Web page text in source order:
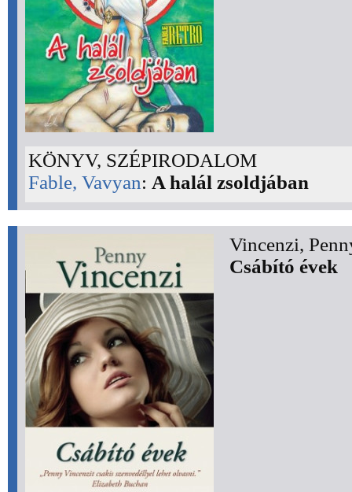
KÖNYV, SZÉPIRODALOM
Fable, Vavyan: A halál zsoldjában
Vincenzi,
Csábító évek